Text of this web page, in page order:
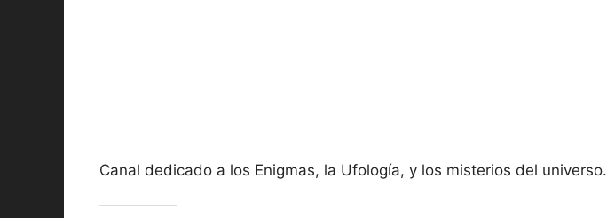
Canal dedicado a los Enigmas, la Ufología, y los misterios del universo.